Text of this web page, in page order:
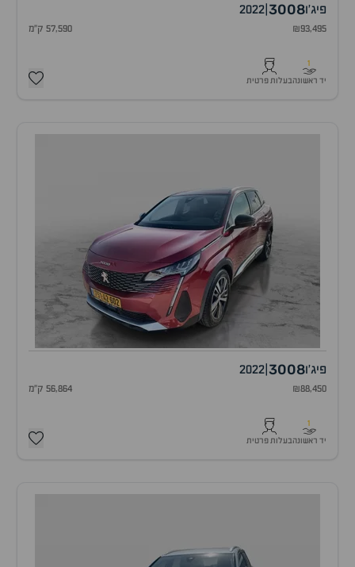
פיג'ו3008
2022
₪93,495 57,590 ק"מ
1
יד ראשונהבעלות פרטית
פיג'ו3008
2022
₪88,450 56,864 ק"מ
1
יד ראשונהבעלות פרטית